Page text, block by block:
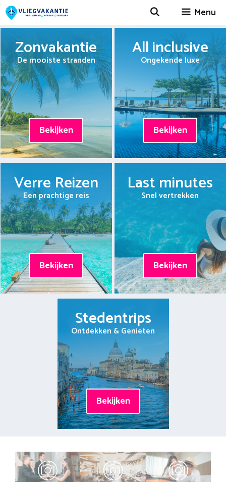
Spring
naar
Menu
Zonvakantie
De mooiste stranden
Bekijken
All inclusive
Ongekende luxe
Bekijken
Verre Reizen
Een prachtige reis
Bekijken
Last minutes
Snel vertrekken
Bekijken
Stedentrips
Ontdekken & Genieten
Bekijken